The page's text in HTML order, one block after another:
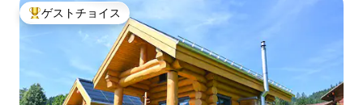
大好評のゲストチョイスです。
ゲストチョイス